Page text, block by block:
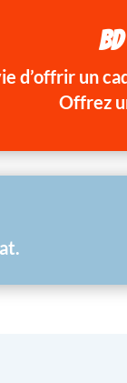
BD
d’offrir un
Offrez